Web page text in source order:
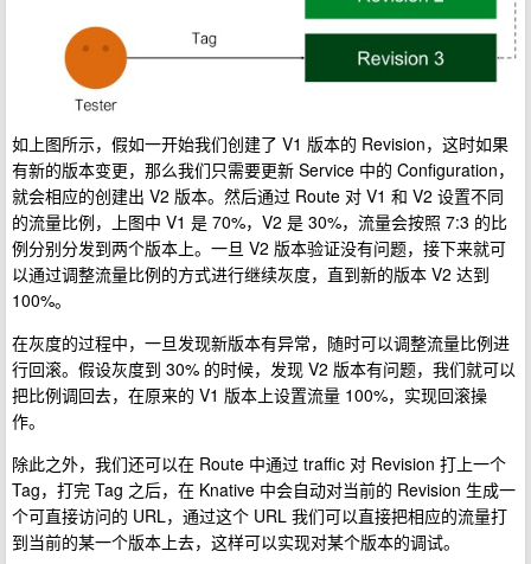
如上图所示，假如一开始我们创建了 V1 版本的 Revision，这时如果
有新的版本变更，那么我们只需要更新 Service 中的 Configuration，
就会相应的创建出 V2 版本。然后通过 Route 对 V1 和 V2 设置不同
的流量比例，上图中 V1 是 70%，V2 是 30%，流量会按照 7:3 的比
例分别分发到两个版本上。一旦 V2 版本验证没有问题，接下来就可
以通过调整流量比例的方式进行继续灰度，直到新的版本 V2 达到
100%。
在灰度的过程中，一旦发现新版本有异常，随时可以调整流量比例进
行回滚。假设灰度到 30% 的时候，发现 V2 版本有问题，我们就可以
把比例调回去，在原来的 V1 版本上设置流量 100%，实现回滚操
作。
除此之外，我们还可以在 Route 中通过 traffic 对 Revision 打上一个
Tag，打完 Tag 之后，在 Knative 中会自动对当前的 Revision 生成一
个可直接访问的 URL，通过这个 URL 我们可以直接把相应的流量打
到当前的某一个版本上去，这样可以实现对某个版本的调试。